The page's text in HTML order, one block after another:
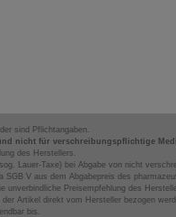
sind Pflichtangaben.
nicht für verschreibungspflichtige
des Herstellers.
Lauer-Taxe) bei Abgabe von nicht
V aus dem Abgabepreis des
unverbindliche Preisempfehlung des
Artikel direkt vom Hersteller bezogen
bis.